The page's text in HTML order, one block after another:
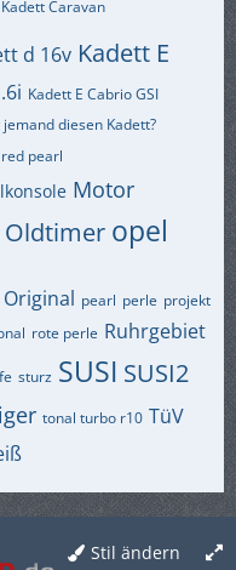
Kadett Caravan
d 16v Kadett E
Kadett E Cabrio GSI
jemand diesen Kadett?
pearl
Motor
Oldtimer opel
Original pearl perle projekt
rote perle Ruhrgebiet
sturz SUSI SUSI2
tonal turbo r10 TüV
Stil ändern